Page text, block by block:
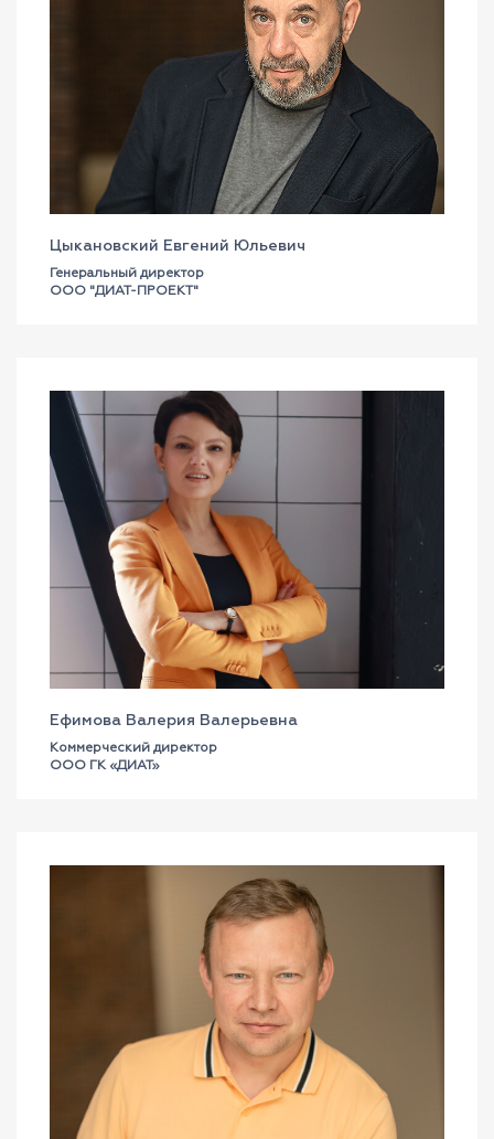
Цыкановский Евгений Юльевич
Генеральный директор
ООО "ДИАТ-ПРОЕКТ"
Ефимова Валерия Валерьевна
Коммерческий директор
ООО ГК «ДИАТ»